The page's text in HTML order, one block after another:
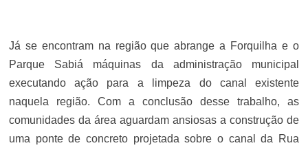
Já se encontram na região que abrange a Forquilha e o
Parque Sabiá máquinas da administração municipal
executando ação para a limpeza do canal existente
naquela região. Com a conclusão desse trabalho, as
comunidades da área aguardam ansiosas a construção de
uma ponte de concreto projetada sobre o canal da Rua